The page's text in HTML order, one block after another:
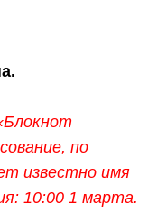
по
известно имя
10:00 1 марта.